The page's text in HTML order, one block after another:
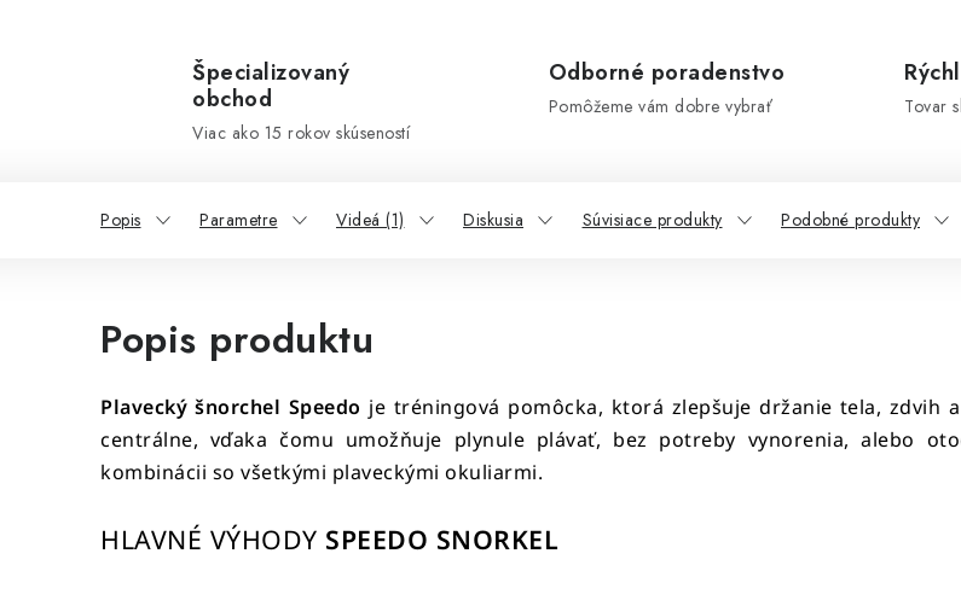
Špecializovaný
obchod
Viac ako 15 rokov skúseností
Odborné poradenstvo
Pomôžeme vám dobre vybrať Tovar
Popis Parametre Videá (1) Diskusia Súvisiace produkty Podobné produkty
Popis produktu
Plavecký šnorchel Speedo je tréningová pomôcka, ktorá zlepšuje držanie tela, zdvih
centrálne, vďaka čomu umožňuje plynule plávať, bez potreby vynorenia, alebo
kombinácii so všetkými plaveckými okuliarmi.
HLAVNÉ VÝHODY SPEEDO SNORKEL